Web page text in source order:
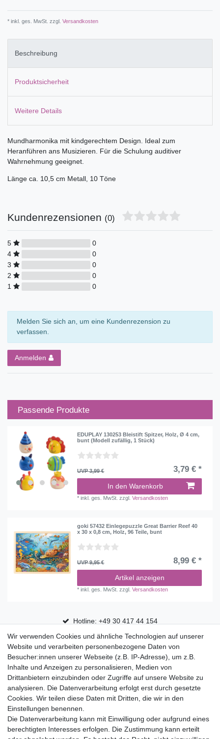
* inkl. ges. MwSt. zzgl. Versandkosten
Beschreibung
Produktsicherheit
Weitere Details
Mundharmonika mit kindgerechtem Design. Ideal zum
Heranführen ans Musizieren. Für die Schulung auditiver
Wahrnehmung geeignet.
Länge ca. 10,5 cm Metall, 10 Töne
Kundenrezensionen (0)
5
0
4
0
3
0
2
0
1
0
Melden Sie sich an, um eine Kundenrezension zu
verfassen.
Anmelden
Passende Produkte
EDUPLAY 130253 Bleistift Spitzer, Holz, Ø 4 cm,
bunt (Modell zufällig, 1 Stück)
UVP 3,99 € 3,79 € *
In den Warenkorb
*inkl. ges. MwSt. zzgl.Versandkosten
goki 57432 Einlegepuzzle Great Barrier Reef 40
x 30 x 0,8 cm, Holz, 96 Teile, bunt
UVP 9,95 € 8,99 € *
Artikel anzeigen
*inkl. ges. MwSt. zzgl.Versandkosten
Hotline: +49 30 417 44 154
30 Tage Rückgaberecht
Versandfrei ab 75 € in Deutschland
Top Marken
Eduplay
Folia Bringmann
Shop
Wir verwenden Cookies und ähnliche Technologien auf unserer
Website und verarbeiten personenbezogene Daten von
Besucher:innen unserer Webseite (z.B. IP-Adresse), um z.B.
Inhalte und Anzeigen zu personalisieren, Medien von
Drittanbietern einzubinden oder Zugriffe auf unsere Website zu
analysieren. Die Datenverarbeitung erfolgt erst durch gesetzte
Cookies. Wir teilen diese Daten mit Dritten, die wir in den
Einstellungen benennen.
Die Datenverarbeitung kann mit Einwilligung oder aufgrund eines
berechtigten Interesses erfolgen. Die Zustimmung kann erteilt